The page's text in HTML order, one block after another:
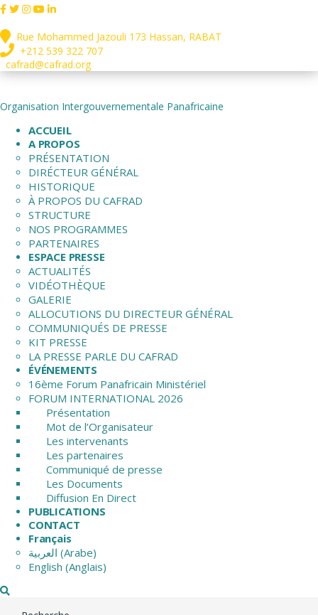
Rue Mohammed Jazouli 173 Hassan, RABAT
+212 539 322 707
cafrad@cafrad.org
Organisation Intergouvernementale Panafricaine
ACCUEIL
A PROPOS
PRÉSENTATION
DIRÉCTEUR GÉNÉRAL
HISTORIQUE
À PROPOS DU CAFRAD
STRUCTURE
NOS PROGRAMMES
PARTENAIRES
ESPACE PRESSE
ACTUALITÉS
VIDÉOTHÈQUE
GALERIE
ALLOCUTIONS DU DIRECTEUR GÉNÉRAL
COMMUNIQUÉS DE PRESSE
KIT PRESSE
LA PRESSE PARLE DU CAFRAD
ÉVÉNEMENTS
16ème Forum Panafricain Ministériel
FORUM INTERNATIONAL 2026
Présentation
Mot de l’Organisateur
Les intervenants
Les partenaires
Communiqué de presse
Les Documents
Diffusion En Direct
PUBLICATIONS
CONTACT
Français
العربية (Arabe)
English (Anglais)